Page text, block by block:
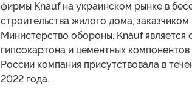
фирмы Knauf на украинском рынке в
строительства жилого дома,
Министерство обороны. Knauf
гипсокартона и цементных
России компания присутствовала в
2022 года.